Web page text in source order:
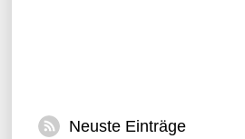
Neuste Einträge